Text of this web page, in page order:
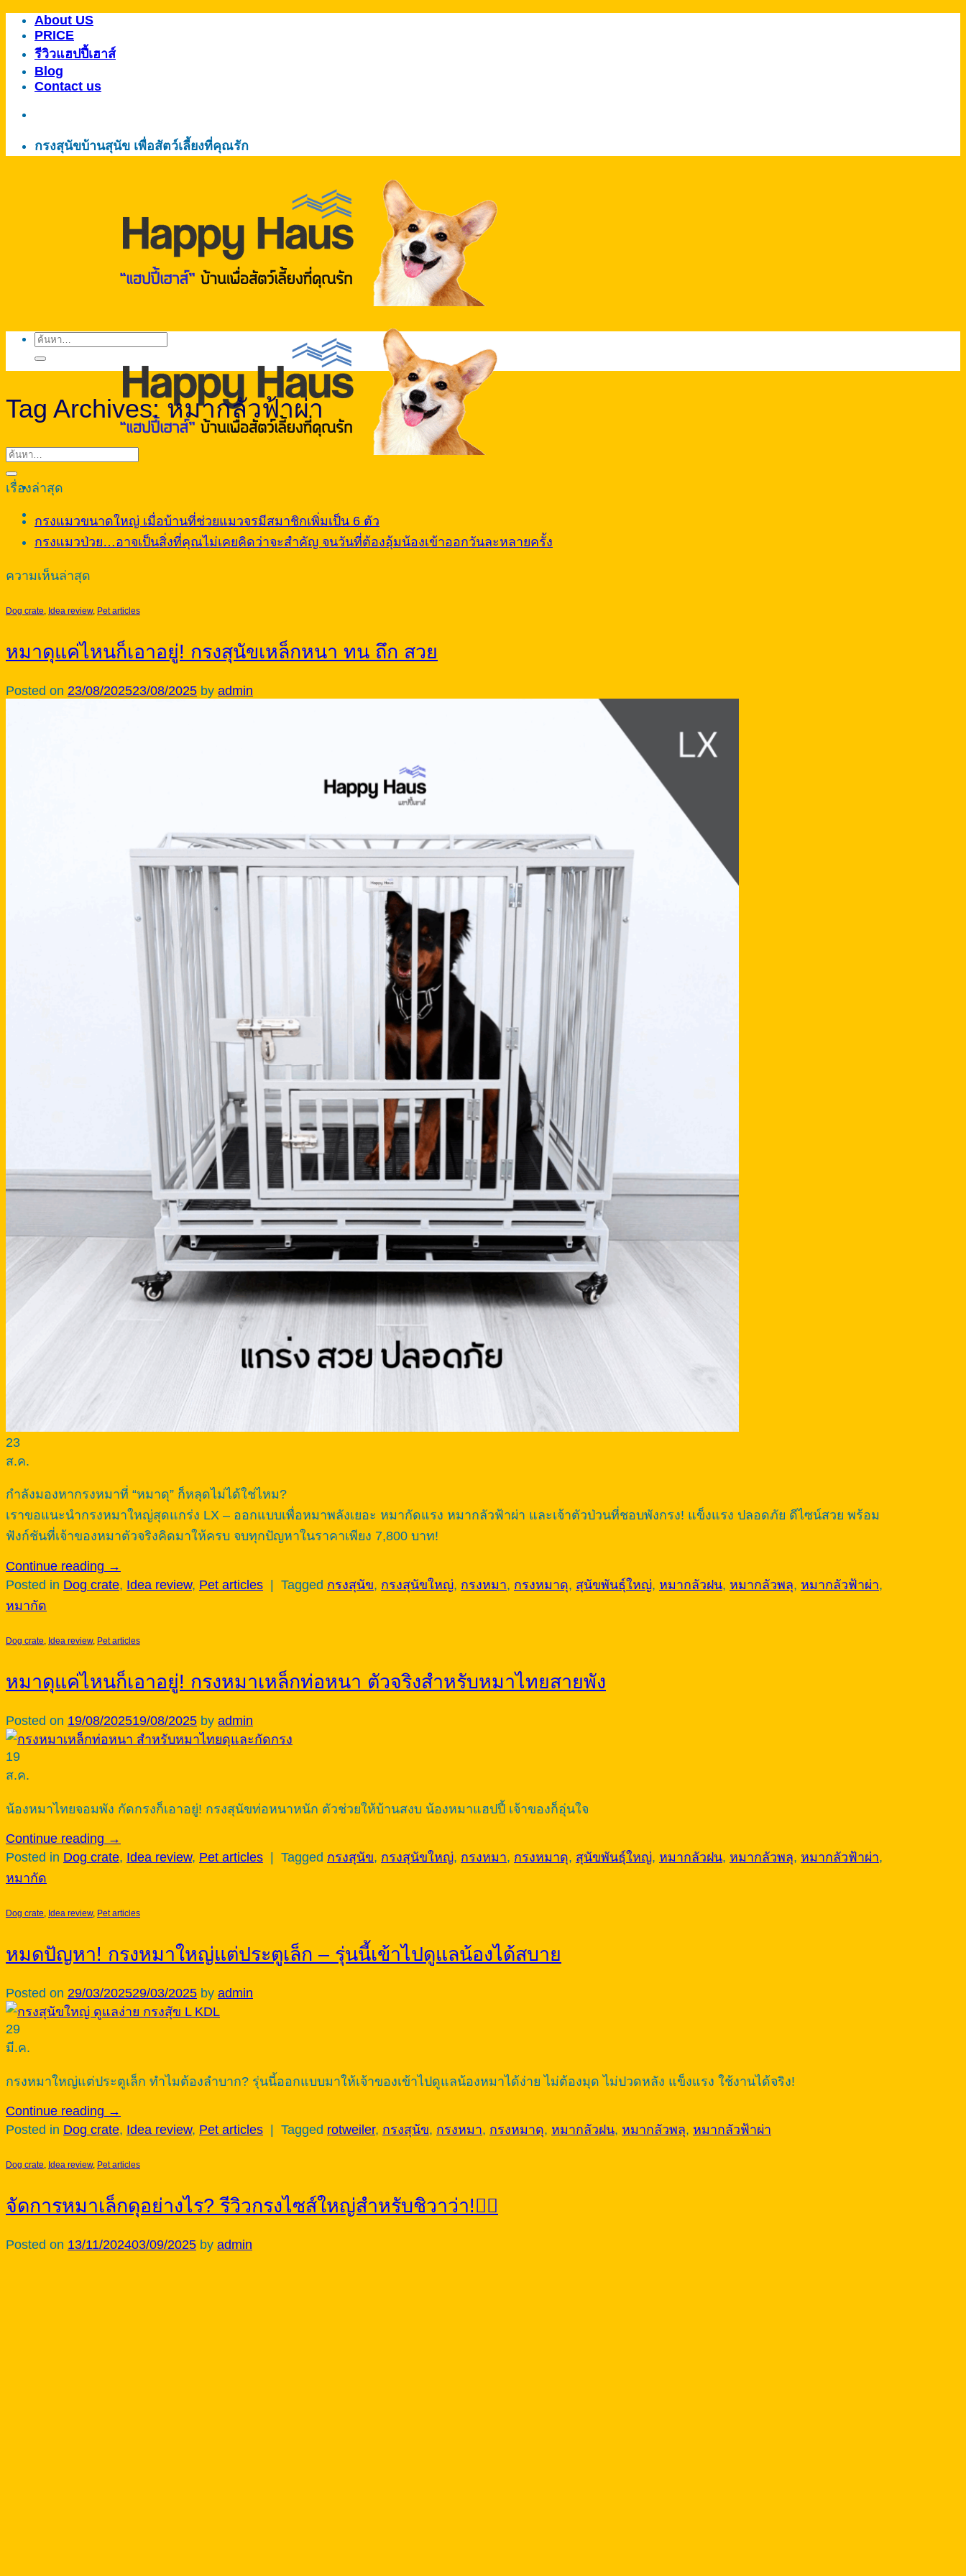
ข้าม
เนื้อหา
About US
PRICE
รีวิวแฮปปี้เฮาส์
Blog
Contact us
กรงสุนัขบ้านสุนัข เพื่อสัตว์เลี้ยงที่คุณรัก
ค้นหา:
Tag Archives: หมากลัวฟ้าผ่า
เรื่องล่าสุด
กรงแมวขนาดใหญ่ เมื่อบ้านที่ช่วยแมวจรมีสมาชิกเพิ่มเป็น 6 ตัว
กรงแมวป่วย…อาจเป็นสิ่งที่คุณไม่เคยคิดว่าจะสำคัญ จนวันที่ต้องอุ้มน้องเข้าออกวันละหลายครั้ง
ความเห็นล่าสุด
Dog crate, Idea review, Pet articles
หมาดุแค่ไหนก็เอาอยู่! กรงสุนัขเหล็กหนา ทน ถึก สวย
Posted on 23/08/202523/08/2025 by admin
23
ส.ค.
กำลังมองหากรงหมาที่ “หมาดุ” ก็หลุดไม่ได้ใช่ไหม?
เราขอแนะนำกรงหมาใหญ่สุดแกร่ง LX – ออกแบบเพื่อหมาพลังเยอะ หมากัดแรง หมากลัวฟ้าผ่า และเจ้าตัวป่วนที่ชอบพังกรง! แข็งแรง ปลอดภัย ดีไซน์สวย พร้อม
ฟังก์ชันที่เจ้าของหมาตัวจริงคิดมาให้ครบ จบทุกปัญหาในราคาเพียง 7,800 บาท!
Continue reading →
Posted in Dog crate, Idea review, Pet articles Tagged กรงสุนัข, กรงสุนัขใหญ่, กรงหมา, กรงหมาดุ, สุนัขพันธุ์ใหญ่, หมากลัวฝน, หมากลัวพลุ, หมากลัวฟ้าผ่า,
หมากัด
Dog crate, Idea review, Pet articles
หมาดุแค่ไหนก็เอาอยู่! กรงหมาเหล็กท่อหนา ตัวจริงสำหรับหมาไทยสายพัง
Posted on 19/08/202519/08/2025 by admin
19
ส.ค.
น้องหมาไทยจอมพัง กัดกรงก็เอาอยู่! กรงสุนัขท่อหนาหนัก ตัวช่วยให้บ้านสงบ น้องหมาแฮปปี้ เจ้าของก็อุ่นใจ
Continue reading →
Posted in Dog crate, Idea review, Pet articles Tagged กรงสุนัข, กรงสุนัขใหญ่, กรงหมา, กรงหมาดุ, สุนัขพันธุ์ใหญ่, หมากลัวฝน, หมากลัวพลุ, หมากลัวฟ้าผ่า,
หมากัด
Dog crate, Idea review, Pet articles
หมดปัญหา! กรงหมาใหญ่แต่ประตูเล็ก – รุ่นนี้เข้าไปดูแลน้องได้สบาย
Posted on 29/03/202529/03/2025 by admin
29
มี.ค.
กรงหมาใหญ่แต่ประตูเล็ก ทำไมต้องลำบาก? รุ่นนี้ออกแบบมาให้เจ้าของเข้าไปดูแลน้องหมาได้ง่าย ไม่ต้องมุด ไม่ปวดหลัง แข็งแรง ใช้งานได้จริง!
Continue reading →
Posted in Dog crate, Idea review, Pet articles Tagged rotweiler, กรงสุนัข, กรงหมา, กรงหมาดุ, หมากลัวฝน, หมากลัวพลุ, หมากลัวฟ้าผ่า
Dog crate, Idea review, Pet articles
จัดการหมาเล็กดุอย่างไร? รีวิวกรงไซส์ใหญ่สำหรับชิวาว่า!🐕‍🦺
Posted on 13/11/202403/09/2025 by admin